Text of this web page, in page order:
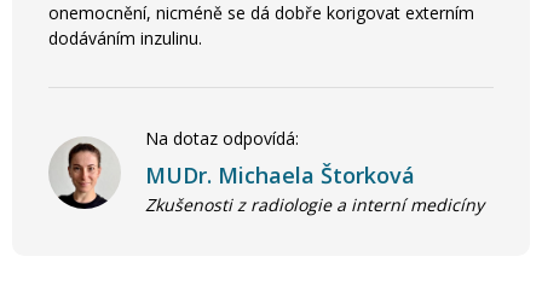
onemocnění, nicméně se dá dobře korigovat externím
dodáváním inzulinu.
Na dotaz odpovídá:
MUDr. Michaela Štorková
Zkušenosti z radiologie a interní medicíny